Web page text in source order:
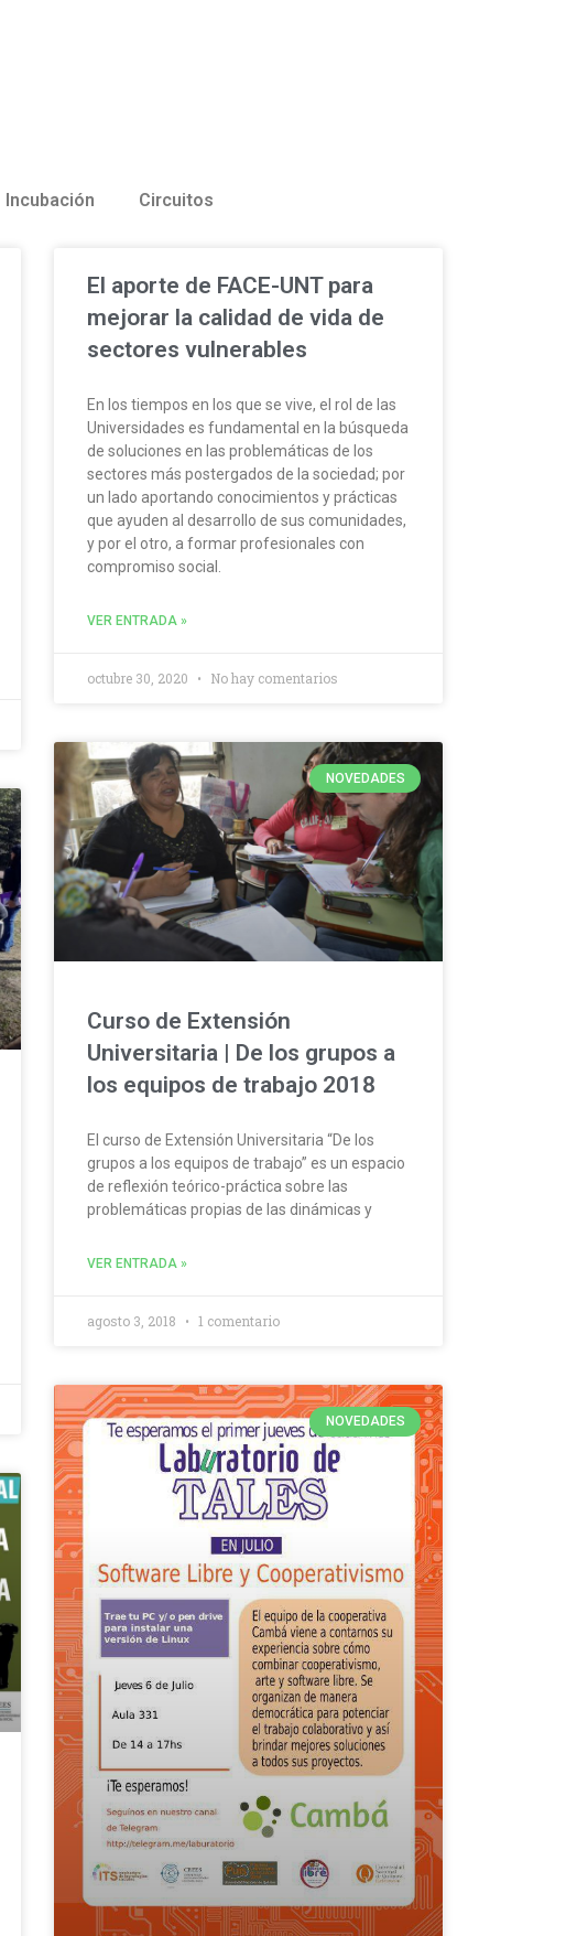
Incubación Circuitos
El aporte de FACE-UNT para
mejorar la calidad de vida de
sectores vulnerables
En los tiempos en los que se vive, el rol de las
Universidades es fundamental en la búsqueda
de soluciones en las problemáticas de los
sectores más postergados de la sociedad; por
un lado aportando conocimientos y prácticas
que ayuden al desarrollo de sus comunidades,
y por el otro, a formar profesionales con
compromiso social.
VER ENTRADA »
octubre 30, 2020 No hay comentarios
NOVEDADES
Curso de Extensión
Universitaria | De los grupos a
los equipos de trabajo 2018
El curso de Extensión Universitaria “De los
grupos a los equipos de trabajo” es un espacio
de reflexión teórico-práctica sobre las
problemáticas propias de las dinámicas y
VER ENTRADA »
agosto 3, 2018 1 comentario
NOVEDADES